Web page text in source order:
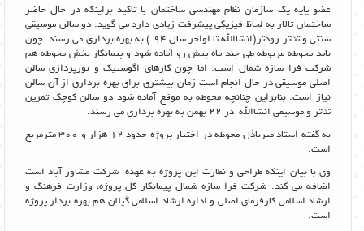
عضو پایه یک سازمان نظام مهندسی ساختمان با تاکید براینکه در حال حاضر
ساختمان تالار به لحاظ فیزیکی پیشرفت زیادی دارد می گوید: دو سالن موسیقی
سنتی و تئاتر زودتر(انشاالله تا اواخر سال 94 ) به بهره برداری می رسند. چون
باید محوطه مربوطه طی چند ماه پیش رو آماده شود و پیمانکار بخش محوطه هم
شرکت فرا سازه شمال است. اما چون کارهای اگوستیک و نورپردازی سالن
اصلی موسیقی در حال انجام است زمان بیشتری برای بهره برداری از آن سالن
نیاز است. بنابراین چنانچه محوطه به موقع آماده شود دو سالن کوچک تمرین
تئاتر و موسیقی انشاالله در 22 بهمن به بهره برداری می رسند.
به گفته استاد میرباذل محوطه در اختیار پروژه حدود 12 هزار و 300 مترمربع
است.
وی با بیان اینکه طراحی و نظارت این پروژه به عهده شرکت مشاور آباد است
اضافه می کند: شرکت فرا سازه شمال پیمانکار کل پروژه، وزارت فرهنگ و
ارشاد اسلامی کارفرمای اصلی و اداره ارشاد اسلامی گیلان هم بهره بردار پروژه
است.